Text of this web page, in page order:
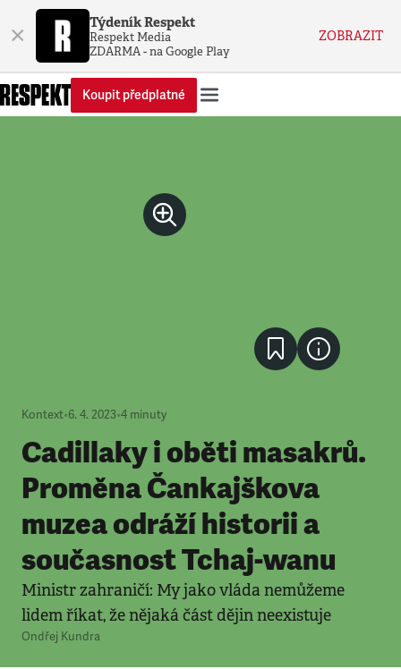
× Týdeník Respekt
Respekt Media
ZDARMA - na Google Play
ZOBRAZIT
Koupit předplatné
Kontext•6. 4. 2023•4 minuty
Cadillaky i oběti masakrů.
Proměna Čankajškova
muzea odráží historii a
současnost Tchaj-wanu
Ministr zahraničí: My jako vláda nemůžeme
lidem říkat, že nějaká část dějin neexistuje
Ondřej Kundra